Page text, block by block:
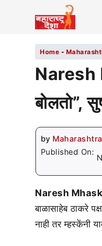
Home -
Naresh
बोलतो”,
by
Published On:
Naresh
बाळासाहेब ठाकरे
नाही तर म्हस्केंनी